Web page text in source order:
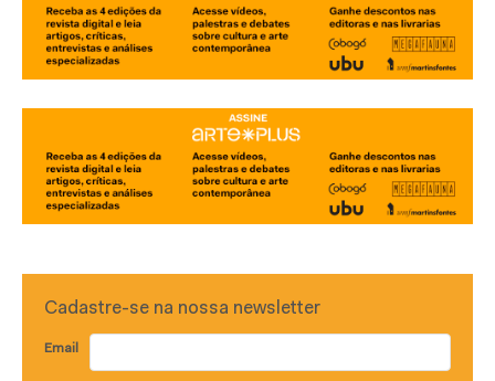
Cadastre-se na nossa newsletter
Email